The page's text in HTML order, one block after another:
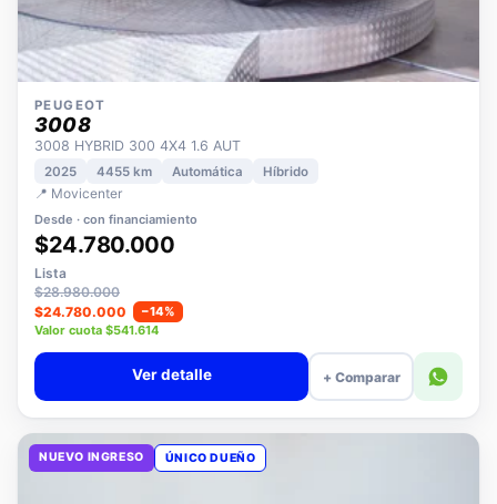
PEUGEOT
3008
3008 HYBRID 300 4X4 1.6 AUT
2025 4455 km
📍 Movicenter
Desde · con financiamiento
$24.780.000
Lista
$28.980.000
$24.780.000
−14%
Valor cuota $541.614
+ Comparar
NUEVO INGRESO